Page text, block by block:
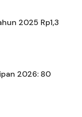
2025 Rp1,3
2026: 80